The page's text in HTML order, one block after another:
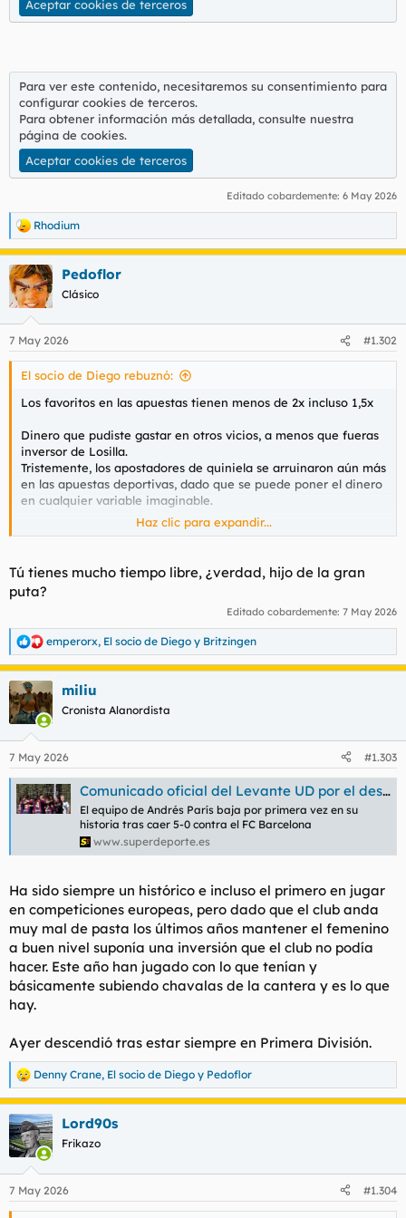
Aceptar cookies de terceros
Para ver este contenido, necesitaremos su consentimiento para
configurar cookies de terceros.
Para obtener información más detallada, consulte nuestra
página de cookies.
Aceptar cookies de terceros
Editado cobardemente: 6 May 2026
R
e
a
c
c
i
e
s
Rhodium
Pedoflor
Clásico
7 May 2026 #1.302
El socio de Diego rebuznó:
Los favoritos en las apuestas tienen menos de 2x incluso 1,5x
Dinero que pudiste gastar en otros vicios, a menos que fueras
inversor de Losilla.
Tristemente, los apostadores de quiniela se arruinaron aún más
en las apuestas deportivas, dado que se puede poner el dinero
en cualquier variable imaginable.
El fútbol de mujeres sin duda tiene una oligarquía más
varones previos a las SAD que ya no pertenecen a los socios,
tomados por empresarios mafiosos.
En los campeonatos de cada país e incluso en torneo de clubes
o las selecciones de fútbol de mujeres tienen abismos de nivel.
Se supone que los sueldos de las jugadoras de fútbol subieron
a un mínimo profesional en la primera división, los clubes de la
UEFA y la selección.
Antes de la huelga, incluso las campeonas de liga no podían
aspirar a ser deportistas como única actividad sin otro empleo
para pagar una vivienda.
Aunque para llegar a millonadas, algunas han conseguido
ganar más con los patrocinios de marcas hasta multiplicar su
sueldo, como si vivieran más bien de su imagen en anuncios, la
fama con el deporte como lanzadera.
Tal como sentaba cátedra el tanoréxico alopécico, ganar
actividad donde la gente quiera gastar su dinero, como en el
tenis el número 200 ATP puede ganar a las diez primeras
tenistas profesionales, tal como en badminton o más allá de
balón o raqueta.
Para ver este contenido, necesitaremos su consentimiento
para configurar cookies de terceros.
página de cookies
Aceptar cookies de terceros
Hace tiempo recordaba las burlas del directivo del Atlético: "los
juveniles ganan 10 - 0 al primer equipo de mujeres"
Ciertamente se ven pifias que hacen dudar si son
profesionales del deporte o aficionadas, si el nivel es próximo a
Haz clic para expandir...
Tú tienes mucho tiempo libre, ¿verdad, hijo de la gran
puta?
Editado cobardemente: 7 May 2026
R
e
a
c
c
i
e
s
:
emperorx, El socio de Diego y Britzingen
miliu
Cronista Alanordista
7 May 2026 #1.303
Comunicado oficial del Levante UD por el descenso del Femenino a Primera Federación
El equipo de Andrés París baja por primera vez en su
historia tras caer 5-0 contra el FC Barcelona
www.superdeporte.es
Ha sido siempre un histórico e incluso el primero en jugar
en competiciones europeas, pero dado que el club anda
muy mal de pasta los últimos años mantener el femenino
a buen nivel suponía una inversión que el club no podía
hacer. Este año han jugado con lo que tenían y
básicamente subiendo chavalas de la cantera y es lo que
hay.
Ayer descendió tras estar siempre en Primera División.
R
e
c
c
i
e
s
Denny Crane, El socio de Diego y Pedoflor
Lord90s
Frikazo
7 May 2026 #1.304